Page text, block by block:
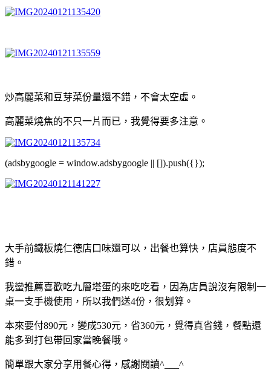
炒高麗菜和豆芽菜份量還不錯，不會太空虛。
高麗菜燒焦的不只一片而已，我覺得要多注意。
(adsbygoogle = window.adsbygoogle || []).push({});
大手前鐵板燒仁德店口味還可以，出餐也算快，店員態度不
錯。
我蠻推薦喜歡吃九層塔蛋的來吃吃看，因為店員說沒有限制一
桌一支手機使用，所以我們送4份，很划算。
本來要付890元，變成530元，省360元，覺得真省錢，餐點還
能多到打包帶回家當晚餐哦。
簡單跟大家分享用餐心得，感謝閱讀^___^